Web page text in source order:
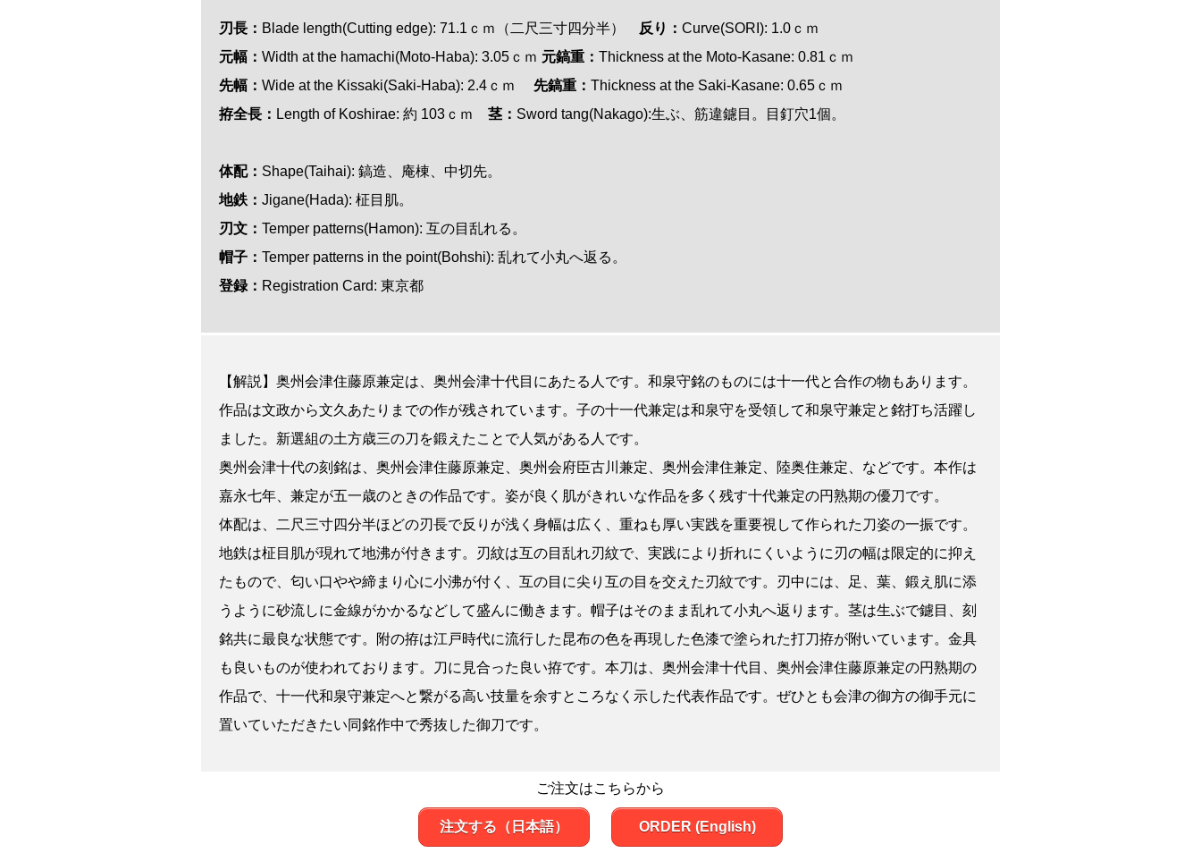
刃長： Blade length(Cutting edge): 71.1ｃｍ（二尺三寸四分半） 反り： Curve(SORI): 1.0ｃｍ
元幅： Width at the hamachi(Moto-Haba): 3.05ｃｍ 元鎬重： Thickness at the Moto-Kasane: 0.81ｃｍ
先幅： Wide at the Kissaki(Saki-Haba): 2.4ｃｍ 先鎬重： Thickness at the Saki-Kasane: 0.65ｃｍ
拵全長： Length of Koshirae: 約 103ｃｍ 茎： Sword tang(Nakago):生ぶ、筋違鑢目。目釘穴1個。
体配： Shape(Taihai): 鎬造、庵棟、中切先。
地鉄： Jigane(Hada): 柾目肌。
刃文： Temper patterns(Hamon): 互の目乱れる。
帽子： Temper patterns in the point(Bohshi): 乱れて小丸へ返る。
登録： Registration Card: 東京都
【解説】奥州会津住藤原兼定は、奥州会津十代目にあたる人です。和泉守銘のものには十一代と合作の物もあります。
作品は文政から文久あたりまでの作が残されています。子の十一代兼定は和泉守を受領して和泉守兼定と銘打ち活躍し
ました。新選組の土方歳三の刀を鍛えたことで人気がある人です。
奥州会津十代の刻銘は、奥州会津住藤原兼定、奥州会府臣古川兼定、奥州会津住兼定、陸奥住兼定、などです。本作は
嘉永七年、兼定が五一歳のときの作品です。姿が良く肌がきれいな作品を多く残す十代兼定の円熟期の優刀です。
体配は、二尺三寸四分半ほどの刃長で反りが浅く身幅は広く、重ねも厚い実践を重要視して作られた刀姿の一振です。
地鉄は柾目肌が現れて地沸が付きます。刃紋は互の目乱れ刃紋で、実践により折れにくいように刃の幅は限定的に抑え
たもので、匂い口やや締まり心に小沸が付く、互の目に尖り互の目を交えた刃紋です。刃中には、足、葉、鍛え肌に添
うように砂流しに金線がかかるなどして盛んに働きます。帽子はそのまま乱れて小丸へ返ります。茎は生ぶで鑢目、刻
銘共に最良な状態です。附の拵は江戸時代に流行した昆布の色を再現した色漆で塗られた打刀拵が附いています。金具
も良いものが使われております。刀に見合った良い拵です。本刀は、奥州会津十代目、奥州会津住藤原兼定の円熟期の
作品で、十一代和泉守兼定へと繋がる高い技量を余すところなく示した代表作品です。ぜひとも会津の御方の御手元に
置いていただきたい同銘作中で秀抜した御刀です。
ご注文はこちらから
注文する（日本語） ORDER (English)